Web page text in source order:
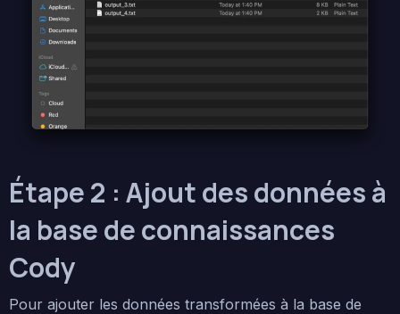
Étape 2 : Ajout des données à
la base de connaissances
Cody
Pour ajouter les données transformées à la base de